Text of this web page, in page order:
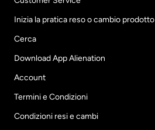
Inizia la pratica reso o cambio prodotto
Cerca
Download App Alienation
Account
Termini e Condizioni
Condizioni resi e cambi